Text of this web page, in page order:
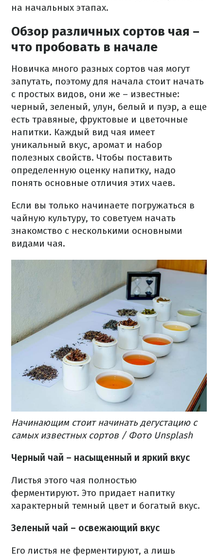
на начальных этапах.
Обзор различных сортов чая –
что пробовать в начале
Новичка много разных сортов чая могут
запутать, поэтому для начала стоит начать
с простых видов, они же – известные:
черный, зеленый, улун, белый и пуэр, а еще
есть травяные, фруктовые и цветочные
напитки. Каждый вид чая имеет
уникальный вкус, аромат и набор
полезных свойств. Чтобы поставить
определенную оценку напитку, надо
понять основные отличия этих чаев.
Если вы только начинаете погружаться в
чайную культуру, то советуем начать
знакомство с несколькими основными
видами чая.
Начинающим стоит начинать дегустацию с
самых известных сортов / Фото Unsplash
Черный чай – насыщенный и яркий вкус
Листья этого чая полностью
ферментируют. Это придает напитку
характерный темный цвет и богатый вкус.
Зеленый чай – освежающий вкус
Его листья не ферментируют, а лишь